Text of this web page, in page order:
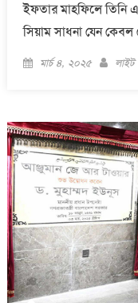
ইফতার মাহফিলে তিনি
সিয়াম সাধনা যেন
Posted
মার্চ ৪, ২০২৫